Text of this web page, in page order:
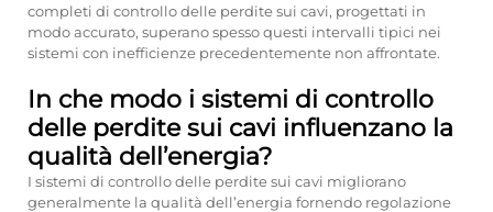
completi di controllo delle perdite sui cavi, progettati in
modo accurato, superano spesso questi intervalli tipici nei
sistemi con inefficienze precedentemente non affrontate.
In che modo i sistemi di controllo
delle perdite sui cavi influenzano la
qualità dell’energia?
I sistemi di controllo delle perdite sui cavi migliorano
generalmente la qualità dell’energia fornendo regolazione